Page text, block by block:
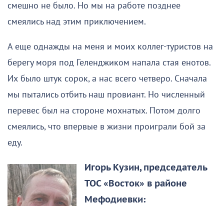
смешно не было. Но мы на работе позднее
смеялись над этим приключением.
А еще однажды на меня и моих коллег-туристов на
берегу моря под Геленджиком напала стая енотов.
Их было штук сорок, а нас всего четверо. Сначала
мы пытались отбить наш провиант. Но численный
перевес был на стороне мохнатых. Потом долго
смеялись, что впервые в жизни проиграли бой за
еду.
Игорь Кузин, председатель
ТОС «Восток» в районе
Мефодиевки: